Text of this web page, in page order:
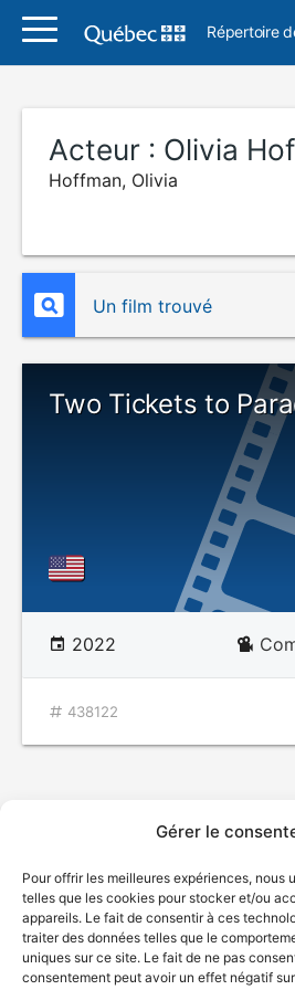
Gérer le
Pour offrir les meilleures expériences, nous
telles que les cookies pour stocker et/ou
appareils. Le fait de consentir à ces
traiter des données telles que le
uniques sur ce site. Le fait de ne pas
consentement peut avoir un effet négatif
Répertoire
Acteur : Olivia
Hoffman, Olivia
Un film trouvé
Two Tickets to
2022
438122